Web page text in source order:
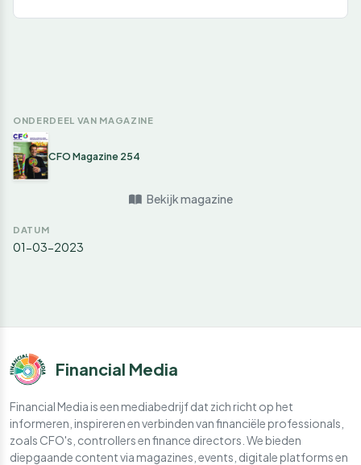
ONDERDEEL VAN MAGAZINE
CFO Magazine 254
Bekijk magazine
DATUM
01-03-2023
Financial Media
Financial Media is een mediabedrijf dat zich richt op het
informeren, inspireren en verbinden van financiële professionals,
zoals CFO's, controllers en finance directors. We bieden
diepgaande content via magazines, events, digitale platforms en